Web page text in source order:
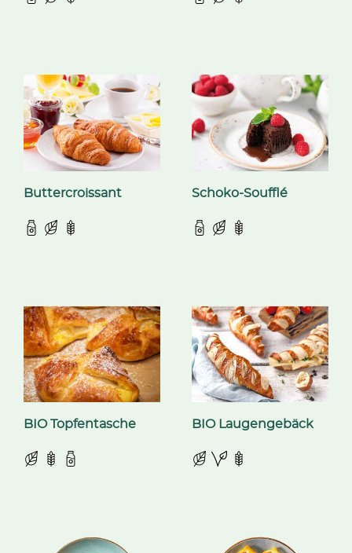
Buttercroissant Schoko-Soufflé
BIO Topfentasche BIO Laugengebäck